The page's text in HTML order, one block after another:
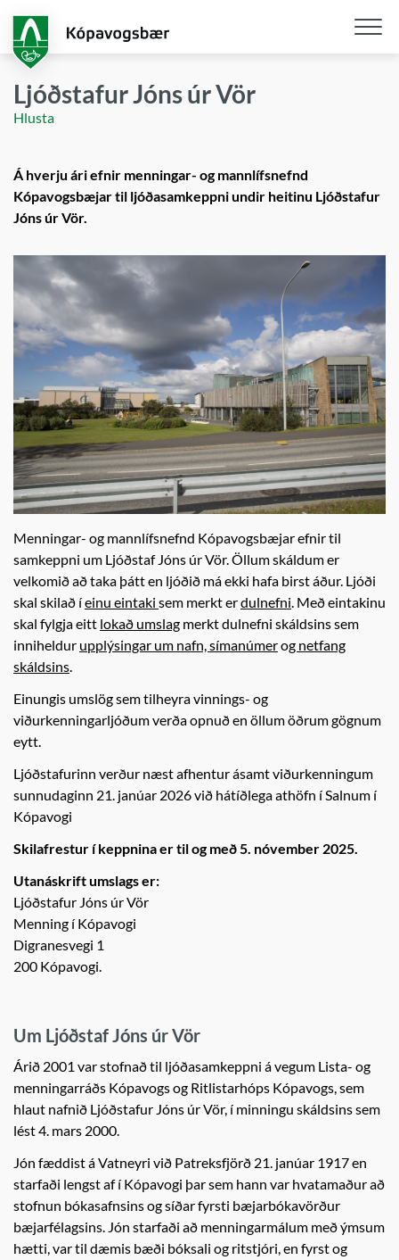
aðalefni
Ljóðstafur Jóns úr Vör
Hlusta
Á hverju ári efnir menningar- og mannlífsnefnd
Kópavogsbæjar til ljóðasamkeppni undir heitinu Ljóðstafur
Jóns úr Vör.
Menningar- og mannlífsnefnd Kópavogsbæjar efnir til
samkeppni um Ljóðstaf Jóns úr Vör. Öllum skáldum er
velkomið að taka þátt en ljóðið má ekki hafa birst áður. Ljóði
skal skilað íeinu eintaki sem merkt erdulnefni. Með eintakinu
skal fylgja eitt lokað umslag merkt dulnefni skáldsins sem
inniheldur upplýsingar um nafn, símanúmerog netfang
skáldsins.
Einungis umslög sem tilheyra vinnings- og
viðurkenningarljóðum verða opnuð en öllum öðrum gögnum
eytt.
Ljóðstafurinn verður næst afhentur ásamt viðurkenningum
sunnudaginn 21. janúar 2026 við hátíðlega athöfn í Salnum í
Kópavogi
Skilafrestur í keppnina er til og með 5. nóvember 2025.
Utanáskrift umslags er:
Ljóðstafur Jóns úr Vör
Menning í Kópavogi
Digranesvegi 1
200 Kópavogi.
Um Ljóðstaf Jóns úr Vör
Árið 2001 var stofnað til ljóðasamkeppni á vegum Lista- og
menningarráðs Kópavogs og Ritlistarhóps Kópavogs, sem
hlaut nafnið Ljóðstafur Jóns úr Vör, í minningu skáldsins sem
lést 4. mars 2000.
Jón fæddist á Vatneyri við Patreksfjörð 21. janúar 1917 en
starfaði lengst af í Kópavogi þar sem hann var hvatamaður að
stofnun bókasafnsins og síðar fyrsti bæjarbókavörður
bæjarfélagsins. Jón starfaði að menningarmálum með ýmsum
hætti, var til dæmis bæði bóksali og ritstjóri, en fyrst og
Opna